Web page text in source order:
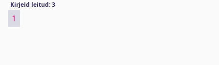
Kirjeid leitud: 3
1